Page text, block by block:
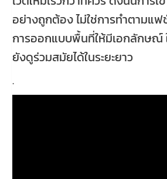
อย่างถูกต้อง ไม่ใช่การทำตามแ
การออกแบบพื้นที่ให้มีเอกลักษณ์
ยังดูร่วมสมัยได้ในระยะยาว
.